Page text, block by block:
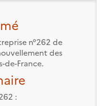
n°262 de
des
de-France.
: